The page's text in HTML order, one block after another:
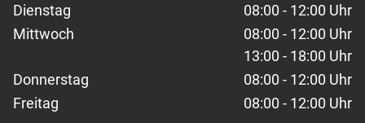
Dienstag
08:00 - 12:00 Uhr
Mittwoch
08:00 - 12:00 Uhr
13:00 - 18:00 Uhr
Donnerstag
08:00 - 12:00 Uhr
Freitag
08:00 - 12:00 Uhr